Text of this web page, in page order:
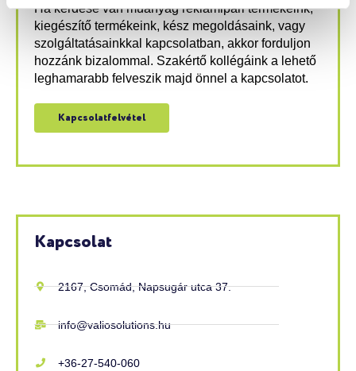
Ha kérdése van műanyag reklámipari termékeink,
kiegészítő termékeink, kész megoldásaink, vagy
szolgáltatásainkkal kapcsolatban, akkor forduljon
hozzánk bizalommal. Szakértő kollégáink a lehető
leghamarabb felveszik majd önnel a kapcsolatot.
Kapcsolatfelvétel
Kapcsolat
2167, Csomád, Napsugár utca 37.
info@valiosolutions.hu
+36-27-540-060